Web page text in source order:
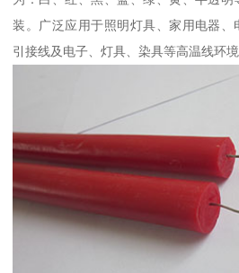
装。广泛应用于照明灯具、家用电器
引接线及电子、灯具、染具等高温线环境